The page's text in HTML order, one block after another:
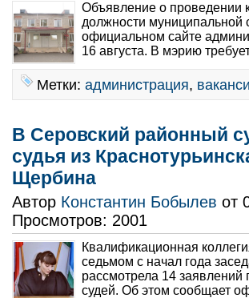
Объявление о проведении
должности
официальном сайте
16 августа. В мэрию
Метки: администрация,
В Серовский районный
судья из
Щербина
Автор Константин Бобылев от
Просмотров: 2001
Квалификационная
седьмом с начал года
рассмотрела 14 заявлений
судей. Об этом сообщает